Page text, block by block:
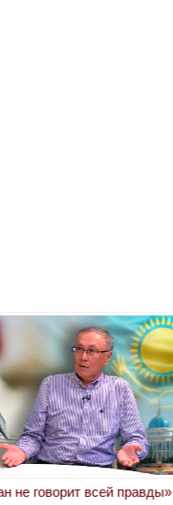
не говорит всей правды»